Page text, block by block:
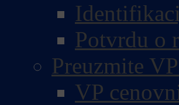
Potvrdu o
Preuzmite
VP